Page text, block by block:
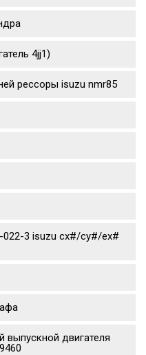
4jj1)
рессоры isuzu nmr85
022-3 isuzu cx#/cy#/ex#
выпускной двигателя